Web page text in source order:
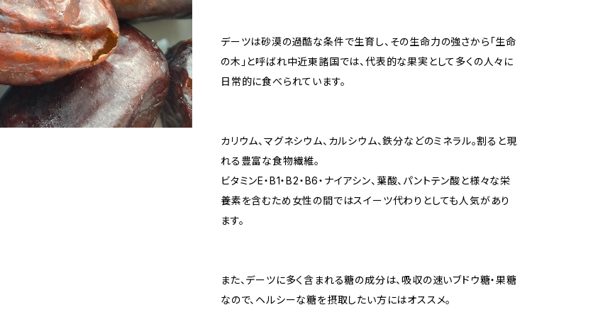
デーツは砂漠の過酷な条件で生育し、その生命力の強さから「生命
の木」と呼ばれ中近東諸国では、代表的な果実として多くの人々に
日常的に食べられています。
カリウム、マグネシウム、カルシウム、鉄分などのミネラル。割ると現
れる豊富な食物繊維。
ビタミンE・B1・B2・B6・ナイアシン、葉酸、パントテン酸と様々な栄
養素を含むため女性の間ではスイーツ代わりとしても人気があり
ます。
また、デーツに多く含まれる糖の成分は、吸収の速いブドウ糖・果糖
なので、ヘルシーな糖を摂取したい方にはオススメ。